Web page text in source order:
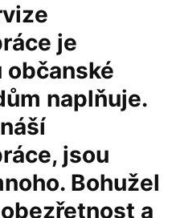
je
naplňuje.
jsou
Bohužel
a